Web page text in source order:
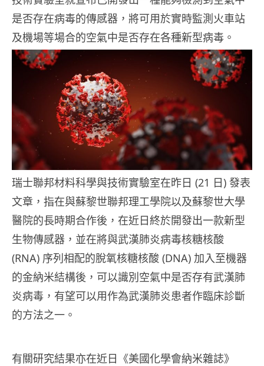
是否存在病毒的傳感器，將可用於實時監測火車站
及機場等場合的空氣中是否存在各種新型病毒。
瑞士聯邦材料科學與技術實驗室在昨日 (21 日) 發表
文章，指在與蘇黎世聯邦理工學院以及蘇黎世大學
醫院的長時期合作後，在近日終於開發出一款新型
生物傳感器，並在將與武漢肺炎病毒核糖核酸
(RNA) 序列相配的脫氧核糖核酸 (DNA) 加入至機器
的金納米結構後，可以識別空氣中是否存有武漢肺
炎病毒，有望可以用作為武漢肺炎患者作臨床診斷
的方法之一。
有關研究結果亦在近日《美國化學會納米雜誌》